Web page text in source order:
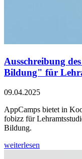
Ausschreibung
Bildung" für
09.04.2025
AppCamps bietet in
fobizz für
Bildung.
weiterlesen